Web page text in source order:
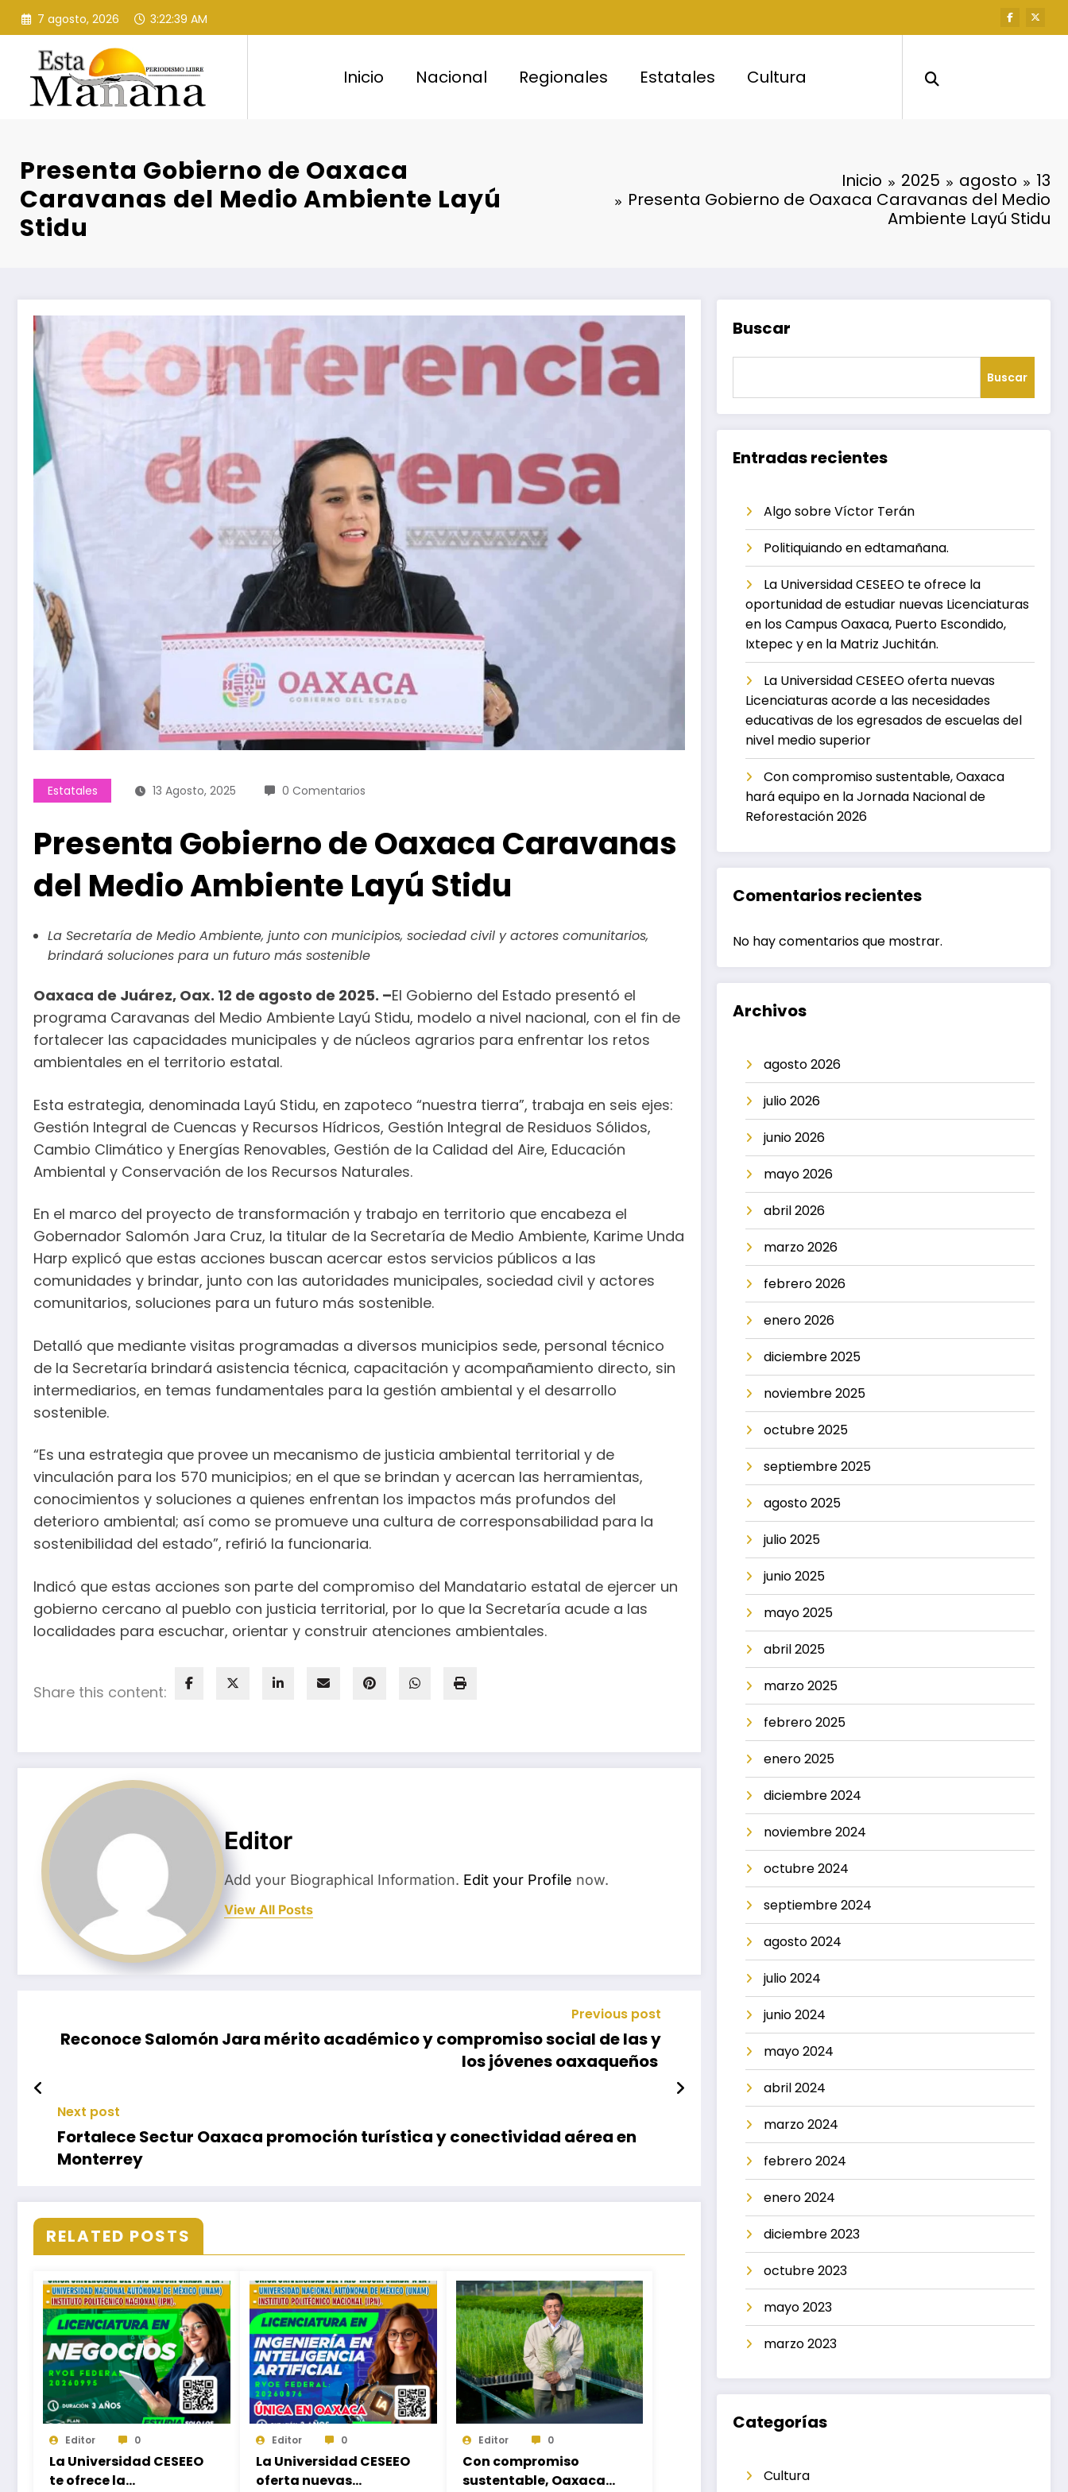
Saltar
contenido
7 agosto, 2026 3:22:41 AM
Inicio Nacional Regionales Estatales Cultura
Presenta Gobierno de Oaxaca
Caravanas del Medio Ambiente Layú
Stidu
Inicio 2025 agosto
13
Presenta Gobierno de Oaxaca Caravanas del Medio
Ambiente Layú Stidu
Estatales 13 Agosto, 2025 0 Comentarios
Presenta Gobierno de Oaxaca Caravanas
del Medio Ambiente Layú Stidu
La Secretaría de Medio Ambiente, junto con municipios, sociedad civil y actores comunitarios,
brindará soluciones para un futuro más sostenible
Oaxaca de Juárez, Oax. 12 de agosto de 2025. –El Gobierno del Estado presentó el
programa Caravanas del Medio Ambiente Layú Stidu, modelo a nivel nacional, con el fin de
fortalecer las capacidades municipales y de núcleos agrarios para enfrentar los retos
ambientales en el territorio estatal.
Esta estrategia, denominada Layú Stidu, en zapoteco “nuestra tierra”, trabaja en seis ejes:
Gestión Integral de Cuencas y Recursos Hídricos, Gestión Integral de Residuos Sólidos,
Cambio Climático y Energías Renovables, Gestión de la Calidad del Aire, Educación
Ambiental y Conservación de los Recursos Naturales.
En el marco del proyecto de transformación y trabajo en territorio que encabeza el
Gobernador Salomón Jara Cruz, la titular de la Secretaría de Medio Ambiente, Karime Unda
Harp explicó que estas acciones buscan acercar estos servicios públicos a las
comunidades y brindar, junto con las autoridades municipales, sociedad civil y actores
comunitarios, soluciones para un futuro más sostenible.
Detalló que mediante visitas programadas a diversos municipios sede, personal técnico
de la Secretaría brindará asistencia técnica, capacitación y acompañamiento directo, sin
intermediarios, en temas fundamentales para la gestión ambiental y el desarrollo
sostenible.
“Es una estrategia que provee un mecanismo de justicia ambiental territorial y de
vinculación para los 570 municipios; en el que se brindan y acercan las herramientas,
conocimientos y soluciones a quienes enfrentan los impactos más profundos del
deterioro ambiental; así como se promueve una cultura de corresponsabilidad para la
sostenibilidad del estado”, refirió la funcionaria.
Indicó que estas acciones son parte del compromiso del Mandatario estatal de ejercer un
gobierno cercano al pueblo con justicia territorial, por lo que la Secretaría acude a las
localidades para escuchar, orientar y construir atenciones ambientales.
Share this content:
Editor
Add your Biographical Information. Edit your Profile now.
View All Posts
Previous post
Reconoce Salomón Jara mérito académico y compromiso social de las y
los jóvenes oaxaqueños
Next post
Fortalece Sectur Oaxaca promoción turística y conectividad aérea en
Monterrey
RELATED POSTS
Editor 0
La Universidad CESEEO
te ofrece la
Editor 0
La Universidad CESEEO
oferta nuevas
Editor 0
Con compromiso
sustentable, Oaxaca
Buscar
Buscar
Entradas recientes
Algo sobre Víctor Terán
Politiquiando en edtamañana.
La Universidad CESEEO te ofrece la
oportunidad de estudiar nuevas Licenciaturas
en los Campus Oaxaca, Puerto Escondido,
Ixtepec y en la Matriz Juchitán.
La Universidad CESEEO oferta nuevas
Licenciaturas acorde a las necesidades
educativas de los egresados de escuelas del
nivel medio superior
Con compromiso sustentable, Oaxaca
hará equipo en la Jornada Nacional de
Reforestación 2026
Comentarios recientes
No hay comentarios que mostrar.
Archivos
agosto 2026
julio 2026
junio 2026
mayo 2026
abril 2026
marzo 2026
febrero 2026
enero 2026
diciembre 2025
noviembre 2025
octubre 2025
septiembre 2025
agosto 2025
julio 2025
junio 2025
mayo 2025
abril 2025
marzo 2025
febrero 2025
enero 2025
diciembre 2024
noviembre 2024
octubre 2024
septiembre 2024
agosto 2024
julio 2024
junio 2024
mayo 2024
abril 2024
marzo 2024
febrero 2024
enero 2024
diciembre 2023
octubre 2023
mayo 2023
marzo 2023
Categorías
Cultura